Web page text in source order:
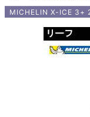
MICHELIN X-ICE 3+